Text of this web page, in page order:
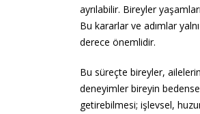
ayrılabilir. Bireyler
Bu kararlar ve adımlar
derece önemlidir.
Bu süreçte bireyler,
deneyimler bireyin
getirebilmesi; işlevsel,